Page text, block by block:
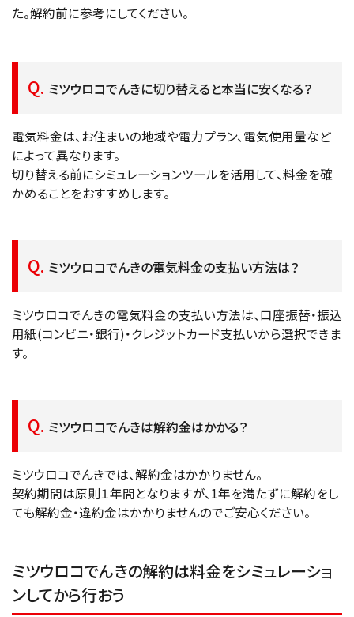
た。解約前に参考にしてください。
ミツウロコでんきに切り替えると本当に安くなる？
電気料金は、お住まいの地域や電力プラン、電気使用量など
によって異なります。
切り替える前にシミュレーションツールを活用して、料金を確
かめることをおすすめします。
ミツウロコでんきの電気料金の支払い方法は？
ミツウロコでんきの電気料金の支払い方法は、口座振替・振込
用紙(コンビニ・銀行)・クレジットカード支払いから選択できま
す。
ミツウロコでんきは解約金はかかる？
ミツウロコでんきでは、解約金はかかりません。
契約期間は原則１年間となりますが、1年を満たずに解約をし
ても解約金・違約金はかかりませんのでご安心ください。
ミツウロコでんきの解約は料金をシミュレーショ
ンしてから行おう